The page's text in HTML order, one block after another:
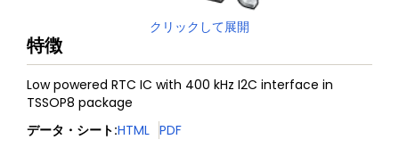
クリックして展開
特徴
Low powered RTC IC with 400 kHz I2C interface in
TSSOP8 package
データ・シート:HTML PDF